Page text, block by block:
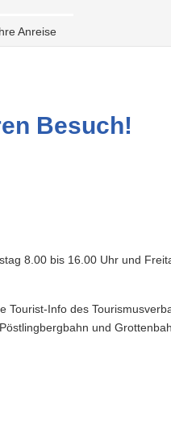
Anreise
Besuch!
8.00 bis 16.00 Uhr und
Tourist-Info des
und